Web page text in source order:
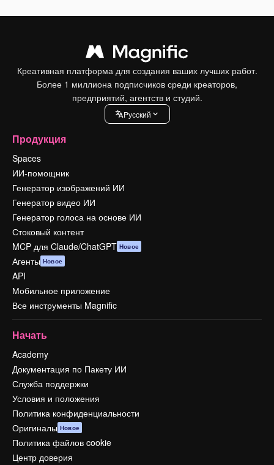
Креативная платформа для создания ваших лучших работ.
Более 1 миллиона подписчиков среди креаторов,
предприятий, агентств и студий.
Pусский
Продукция
Spaces
ИИ-помощник
Генератор изображений ИИ
Генератор видео ИИ
Генератор голоса на основе ИИ
Стоковый контент
MCP для Claude/ChatGPT Новое
Агенты Новое
API
Мобильное приложение
Все инструменты Magnific
Начать
Academy
Документация по Пакету ИИ
Служба поддержки
Условия и положения
Политика конфиденциальности
Оригиналы Новое
Политика файлов cookie
Центр доверия